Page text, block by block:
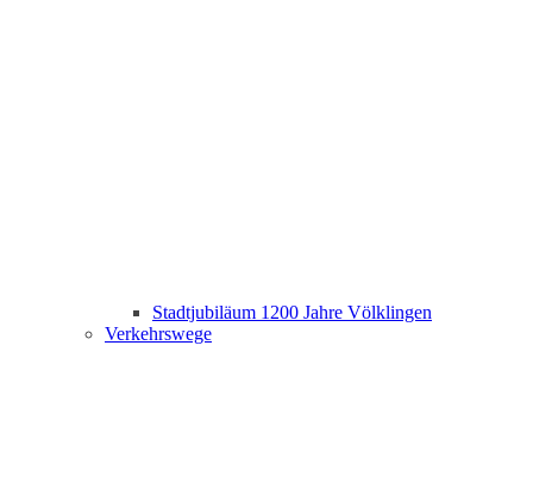
Stadtjubiläum 1200 Jahre Völklingen
Verkehrswege